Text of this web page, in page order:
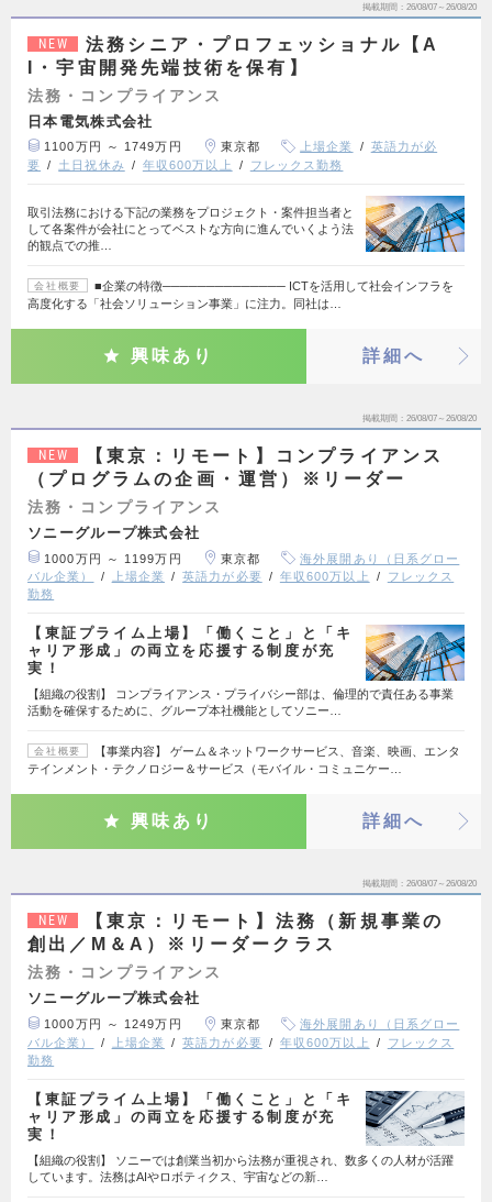
掲載期間 26/08/07～26/08/20
NEW
法務シニア・プロフェッショナル【A
I・宇宙開発先端技術を保有】
法務・コンプライアンス
日本電気株式会社
1100万円 ～ 1749万円 東京都 上場企業
英語力が必
要
土日祝休み 年収600万以上 フレックス勤務
取引法務における下記の業務をプロジェクト・案件担当者と
して各案件が会社にとってベストな方向に進んでいくよう法
的観点での推…
会社概要
■企業の特徴────────────── ICTを活用して社会インフラを
高度化する「社会ソリューション事業」に注力。同社は…
興味あり 詳細へ
掲載期間 26/08/07～26/08/20
NEW
【東京：リモート】コンプライアンス
（プログラムの企画・運営）※リーダー
法務・コンプライアンス
ソニーグループ株式会社
1000万円 ～ 1199万円 東京都
海外展開あり（日系グロー
バル企業）
上場企業 英語力が必要 年収600万以上
フレックス
勤務
【東証プライム上場】「働くこと」と「キ
ャリア形成」の両立を応援する制度が充
実！
【組織の役割】 コンプライアンス・プライバシー部は、倫理的で責任ある事業
活動を確保するために、グループ本社機能としてソニー…
会社概要
【事業内容】 ゲーム＆ネットワークサービス、音楽、映画、エンタ
テインメント・テクノロジー＆サービス（モバイル・コミュニケー…
興味あり 詳細へ
掲載期間 26/08/07～26/08/20
NEW
【東京：リモート】法務（新規事業の
創出／M＆A）※リーダークラス
法務・コンプライアンス
ソニーグループ株式会社
1000万円 ～ 1249万円 東京都
海外展開あり（日系グロー
バル企業）
上場企業 英語力が必要 年収600万以上
フレックス
勤務
【東証プライム上場】「働くこと」と「キ
ャリア形成」の両立を応援する制度が充
実！
【組織の役割】 ソニーでは創業当初から法務が重視され、数多くの人材が活躍
しています。法務はAIやロボティクス、宇宙などの新…